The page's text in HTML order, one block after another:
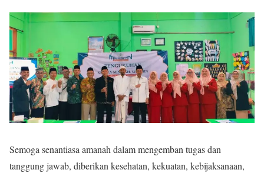
Semoga senantiasa amanah dalam mengemban tugas dan
tanggung jawab, diberikan kesehatan, kekuatan, kebijaksanaan,